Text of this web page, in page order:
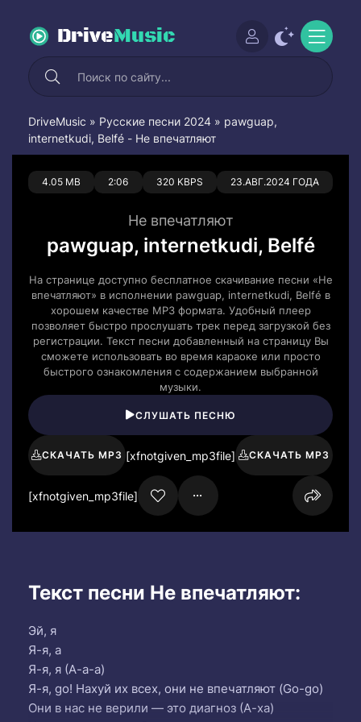
DriveMusic
DriveMusic » Русские песни 2024 » pawguap,
internetkudi, Belfé - Не впечатляют
4.05 MB 2:06 320 KBPS 23.АВГ.2024 ГОДА
0 0
Не впечатляют
pawguap, internetkudi, Belfé
На странице доступно бесплатное скачивание песни «Не
впечатляют» в исполнении pawguap, internetkudi, Belfé в
хорошем качестве MP3 формата. Удобный плеер
позволяет быстро прослушать трек перед загрузкой без
регистрации. Текст песни добавленный на страницу Вы
сможете использовать во время караоке или просто
быстрого ознакомления с содержанием выбранной
музыки.
СЛУШАТЬ ПЕСНЮ
СКАЧАТЬ MP3 [xfnotgiven_mp3file] СКАЧАТЬ MP3
[xfnotgiven_mp3file]
Текст песни Не впечатляют:
Эй, я
Я-я, а
Я-я, я (А-а-а)
Я-я, go! Нахуй их всех, они не впечатляют (Go-go)
Они в нас не верили — это диагноз (А-ха)